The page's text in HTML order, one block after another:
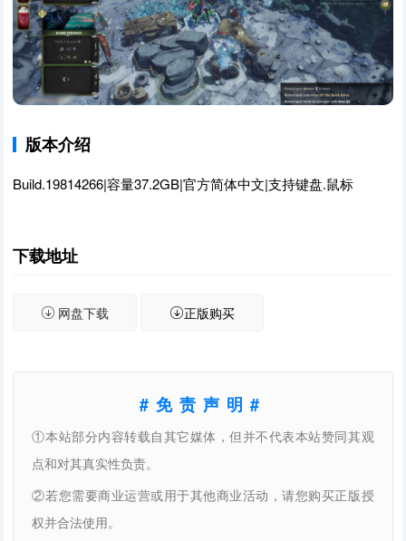
版本介绍
Build.19814266|容量37.2GB|官方简体中文|支持键盘.鼠标
下载地址
网盘下载 正版购买
#免责声明#
①本站部分内容转载自其它媒体，但并不代表本站赞同其观
点和对其真实性负责。
②若您需要商业运营或用于其他商业活动，请您购买正版授
权并合法使用。